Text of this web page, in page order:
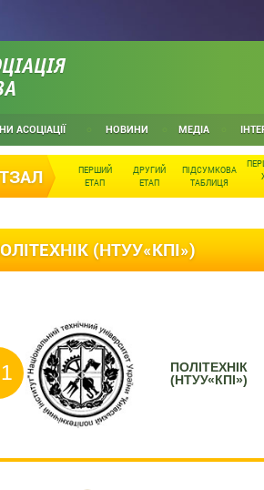
АСОЦІАЦІЇ НОВИНИ МЕДІА
ПЕРШИЙ
ЕТАП
ДРУГИЙ
ЕТАП
ПІДСУМКОВА
ТАБЛИЦЯ
(НТУУ«КПІ»)
ПОЛІТЕХНІК
(НТУУ«КПІ»)